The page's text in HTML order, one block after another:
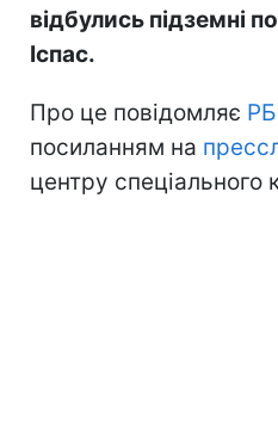
відбулись підземні
Іспас.
Про це повідомляє
посиланням на
центру спеціального